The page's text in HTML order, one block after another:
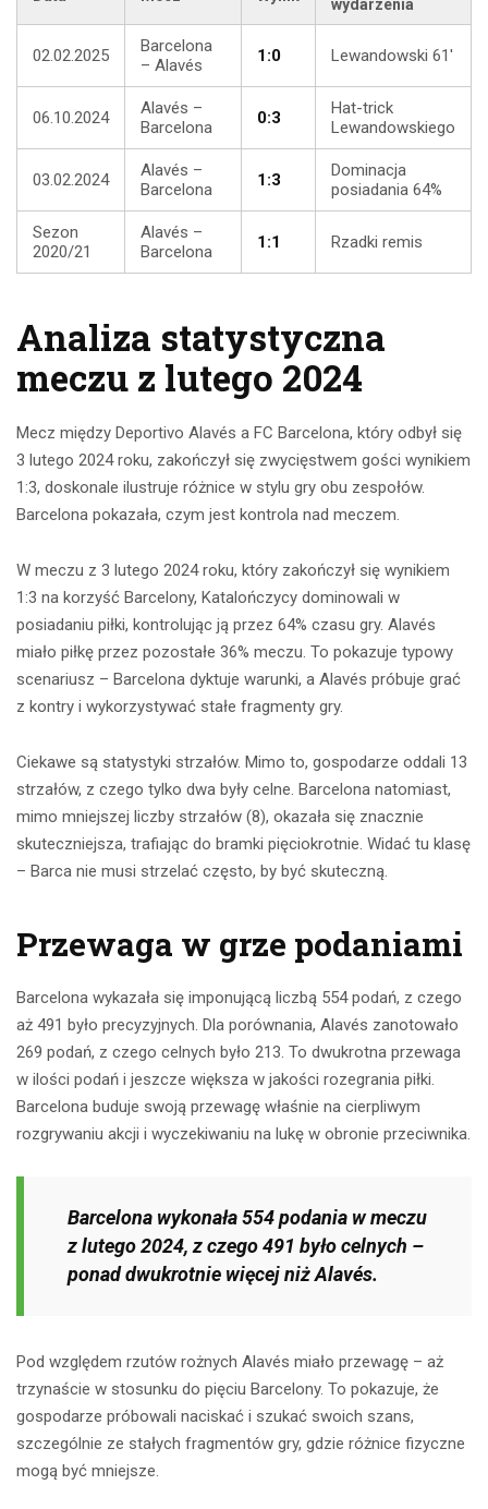
wydarzenia
02.02.2025
Barcelona
– Alavés
1:0 Lewandowski 61′
06.10.2024
Alavés –
Barcelona
0:3
Hat-trick
Lewandowskiego
03.02.2024
Alavés –
Barcelona
1:3
Dominacja
posiadania 64%
Sezon
2020/21
Alavés –
Barcelona
1:1 Rzadki remis
Analiza statystyczna
meczu z lutego 2024
Mecz między Deportivo Alavés a FC Barcelona, który odbył się
3 lutego 2024 roku, zakończył się zwycięstwem gości wynikiem
1:3, doskonale ilustruje różnice w stylu gry obu zespołów.
Barcelona pokazała, czym jest kontrola nad meczem.
W meczu z 3 lutego 2024 roku, który zakończył się wynikiem
1:3 na korzyść Barcelony, Katalończycy dominowali w
posiadaniu piłki, kontrolując ją przez 64% czasu gry. Alavés
miało piłkę przez pozostałe 36% meczu. To pokazuje typowy
scenariusz – Barcelona dyktuje warunki, a Alavés próbuje grać
z kontry i wykorzystywać stałe fragmenty gry.
Ciekawe są statystyki strzałów. Mimo to, gospodarze oddali 13
strzałów, z czego tylko dwa były celne. Barcelona natomiast,
mimo mniejszej liczby strzałów (8), okazała się znacznie
skuteczniejsza, trafiając do bramki pięciokrotnie. Widać tu klasę
– Barca nie musi strzelać często, by być skuteczną.
Przewaga w grze podaniami
Barcelona wykazała się imponującą liczbą 554 podań, z czego
aż 491 było precyzyjnych. Dla porównania, Alavés zanotowało
269 podań, z czego celnych było 213. To dwukrotna przewaga
w ilości podań i jeszcze większa w jakości rozegrania piłki.
Barcelona buduje swoją przewagę właśnie na cierpliwym
rozgrywaniu akcji i wyczekiwaniu na lukę w obronie przeciwnika.
Barcelona wykonała 554 podania w meczu
z lutego 2024, z czego 491 było celnych –
ponad dwukrotnie więcej niż Alavés.
Pod względem rzutów rożnych Alavés miało przewagę – aż
trzynaście w stosunku do pięciu Barcelony. To pokazuje, że
gospodarze próbowali naciskać i szukać swoich szans,
szczególnie ze stałych fragmentów gry, gdzie różnice fizyczne
mogą być mniejsze.